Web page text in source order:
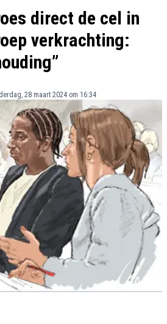
direct de cel in
verkrachting:
28 maart 2024 om 16:34